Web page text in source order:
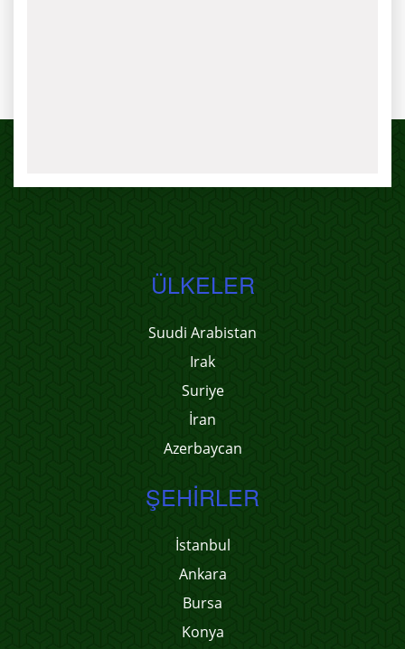
ÜLKELER
Suudi Arabistan
Irak
Suriye
İran
Azerbaycan
ŞEHIRLER
İstanbul
Ankara
Bursa
Konya